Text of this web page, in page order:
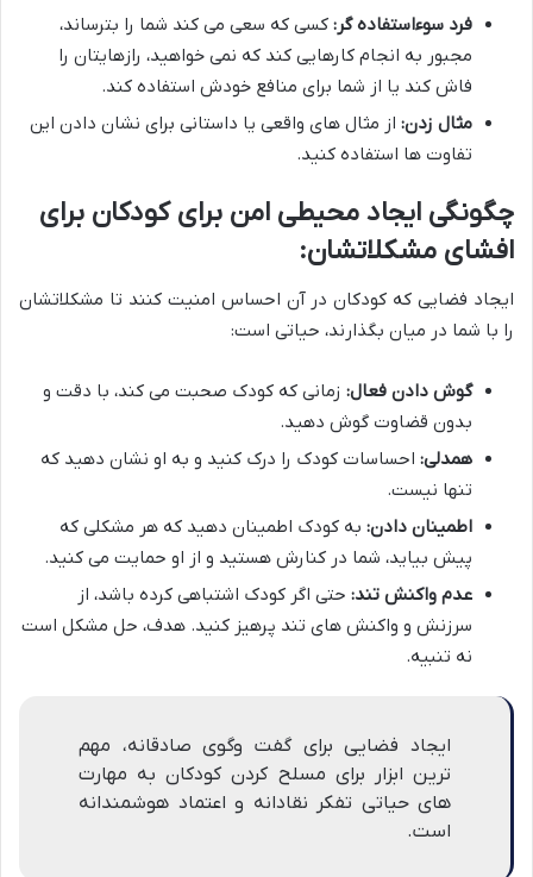
فرد سوءاستفاده گر: کسی که سعی می کند شما را بترساند،
مجبور به انجام کارهایی کند که نمی خواهید، رازهایتان را
فاش کند یا از شما برای منافع خودش استفاده کند.
مثال زدن: از مثال های واقعی یا داستانی برای نشان دادن این
تفاوت ها استفاده کنید.
چگونگی ایجاد محیطی امن برای کودکان برای
افشای مشکلاتشان:
ایجاد فضایی که کودکان در آن احساس امنیت کنند تا مشکلاتشان
را با شما در میان بگذارند، حیاتی است:
گوش دادن فعال: زمانی که کودک صحبت می کند، با دقت و
بدون قضاوت گوش دهید.
همدلی: احساسات کودک را درک کنید و به او نشان دهید که
تنها نیست.
اطمینان دادن: به کودک اطمینان دهید که هر مشکلی که
پیش بیاید، شما در کنارش هستید و از او حمایت می کنید.
عدم واکنش تند: حتی اگر کودک اشتباهی کرده باشد، از
سرزنش و واکنش های تند پرهیز کنید. هدف، حل مشکل است
نه تنبیه.
ایجاد فضایی برای گفت وگوی صادقانه، مهم
ترین ابزار برای مسلح کردن کودکان به مهارت
های حیاتی تفکر نقادانه و اعتماد هوشمندانه
است.